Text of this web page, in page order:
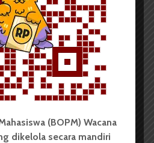
Kubur
(BOPM) Wacana
dikelola secara mandiri